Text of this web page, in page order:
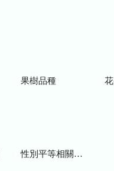
果樹品種
性別平等相關網站